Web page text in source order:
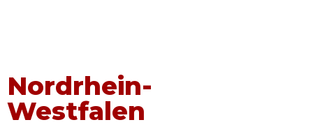
Nordrhein-
Westfalen